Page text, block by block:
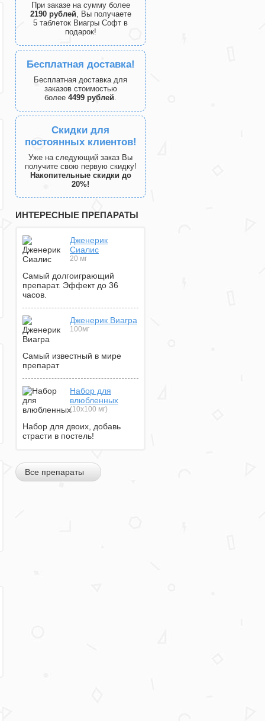
При заказе на сумму более
2190 рублей, Вы получаете
5 таблеток Виагры Софт в
подарок!
Бесплатная доставка!
Бесплатная доставка для
заказов стоимостью
более 4499 рублей.
Скидки для
постоянных клиентов!
Уже на следующий заказ Вы
получите свою первую скидку!
Накопительные скидки до
20%!
ИНТЕРЕСНЫЕ ПРЕПАРАТЫ
Дженерик
Сиалис
20 мг
Самый долгоиграющий
препарат. Эффект до 36
часов.
Дженерик Виагра
100мг
Самый известный в мире
препарат
Набор для
влюбленных
(10х100 мг)
Набор для двоих, добавь
страсти в постель!
Все препараты